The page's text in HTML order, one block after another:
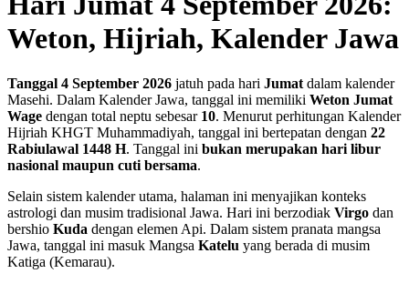
Weton, Hijriah, Kalender Jawa
Tanggal 4 September 2026 jatuh pada hari Jumat dalam kalender
Masehi. Dalam Kalender Jawa, tanggal ini memiliki Weton Jumat
Wage dengan total neptu sebesar 10. Menurut perhitungan Kalender
Hijriah KHGT Muhammadiyah, tanggal ini bertepatan dengan 22
Rabiulawal 1448 H. Tanggal ini bukan merupakan hari libur
nasional maupun cuti bersama.
Selain sistem kalender utama, halaman ini menyajikan konteks
astrologi dan musim tradisional Jawa. Hari ini berzodiak Virgo dan
bershio Kuda dengan elemen Api. Dalam sistem pranata mangsa
Jawa, tanggal ini masuk Mangsa Katelu yang berada di musim
Katiga (Kemarau).